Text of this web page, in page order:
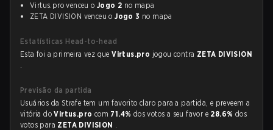
Virtus.pro venceu o Jogo 2 no mapa
ZETA DIVISION venceu oJogo 3 no mapa
Estatísticas Head-to-head
Esta foi a primeira vez queVirtus.pro jogou contra ZETA DIVISION
.
Previsão da partida
Usuários da Strafe tem um favorito claro para a partida, e preveem a
vitória doVirtus.pro com 71.4% dos votos a seu favor e 28.6% dos
votos para ZETA DIVISION .